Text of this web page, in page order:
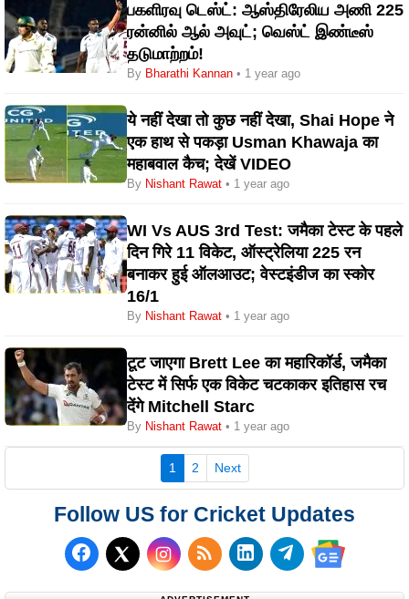
பகளிரவு டெஸ்ட்: ஆஸ்திரேலிய அணி 225
ரன்னில் ஆல் அவுட்; வெஸ்ட் இண்டீஸ்
தடுமாற்றம்!
By Bharathi Kannan • 1 year ago
ये नहीं देखा तो कुछ नहीं देखा, Shai Hope ने
एक हाथ से पकड़ा Usman Khawaja का
महाबवाल कैच; देखें VIDEO
By Nishant Rawat • 1 year ago
WI Vs AUS 3rd Test: जमैका टेस्ट के पहले
दिन गिरे 11 विकेट, ऑस्ट्रेलिया 225 रन
बनाकर हुई ऑलआउट; वेस्टइंडीज का स्कोर
16/1
By Nishant Rawat • 1 year ago
टूट जाएगा Brett Lee का महारिकॉर्ड, जमैका
टेस्ट में सिर्फ एक विकेट चटकाकर इतिहास रच
देंगे Mitchell Starc
By Nishant Rawat • 1 year ago
1 (current)
2 Next
Follow US for Cricket Updates
Follow us on Facebook
Follow us on X (Twitter)
Subscribe to our RSS
Follow us on
Follow us on
Follow us